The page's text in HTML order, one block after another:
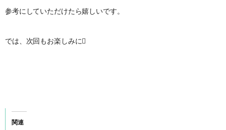
参考にしていただけたら嬉しいです。
では、次回もお楽しみに
関連